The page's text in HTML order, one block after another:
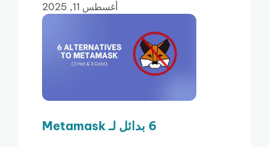
أغسطس 11, 2025
6 بدائل لـ Metamask